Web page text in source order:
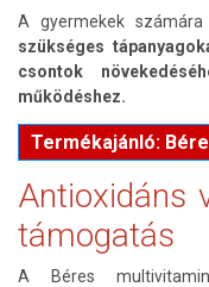
A gyermekek
szükséges
csontok
működéshez.
Termékajánló:
Antioxidáns
támogatás
A Béres